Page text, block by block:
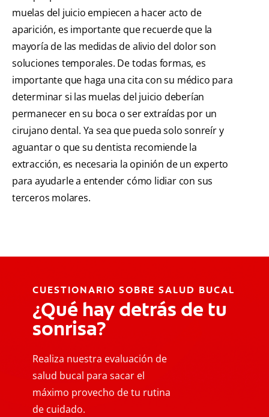
muelas del juicio empiecen a hacer acto de
aparición, es importante que recuerde que la
mayoría de las medidas de alivio del dolor son
soluciones temporales. De todas formas, es
importante que haga una cita con su médico para
determinar si las muelas del juicio deberían
permanecer en su boca o ser extraídas por un
cirujano dental. Ya sea que pueda solo sonreír y
aguantar o que su dentista recomiende la
extracción, es necesaria la opinión de un experto
para ayudarle a entender cómo lidiar con sus
terceros molares.
CUESTIONARIO SOBRE SALUD BUCAL
¿Qué hay detrás de tu
sonrisa?
Realiza nuestra evaluación de
salud bucal para sacar el
máximo provecho de tu rutina
de cuidado.